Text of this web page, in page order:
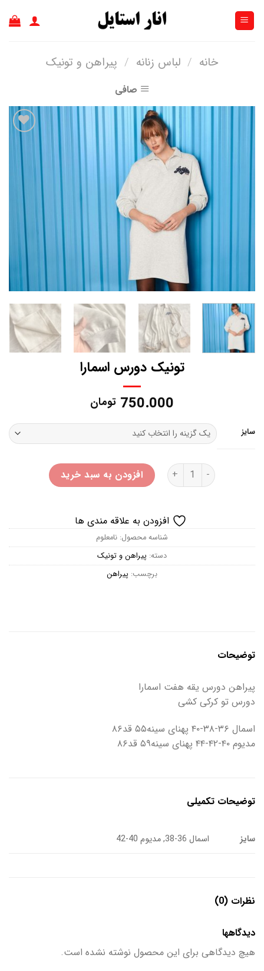
خانه / لباس زنانه / پیراهن و تونیک
صافی
افزودن
به
علاقه
مندی
ها
تونیک دورس اسمارا
750.000 تومان
سایز
تونیک دورس اسمارا عددافزودن به سبد خرید
افزودن به علاقه مندی ها
شناسه محصول: نامعلوم
دسته: پیراهن و تونیک
برچسب: پیراهن
توضیحات
پیراهن دورس یقه هفت اسمارا
دورس تو کرکی کشی
اسمال ۳۶-۳۸-۴۰ پهنای سینه۵۵ قد۸۶
مدیوم ۴۰-۴۲-۴۴ پهنای سینه۵۹ قد۸۶
توضیحات تکمیلی
سایز اسمال 36-38, مدیوم 40-42
نظرات (0)
دیدگاهها
هیچ دیدگاهی برای این محصول نوشته نشده است.